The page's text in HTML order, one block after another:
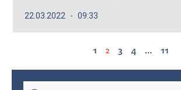
22.03.2022 09:33
1 2 3 4 … 11